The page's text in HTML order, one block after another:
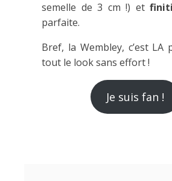
semelle de 3 cm !) et
parfaite.
Bref, la Wembley, c’est
tout le look sans effort !
Je suis fan !